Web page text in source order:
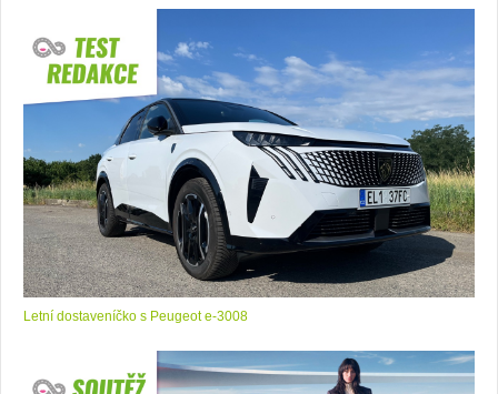
Letní dostaveníčko s Peugeot e-3008